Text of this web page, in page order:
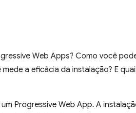
Web Apps? Como você
a eficácia da instalação? E
Progressive Web App. A